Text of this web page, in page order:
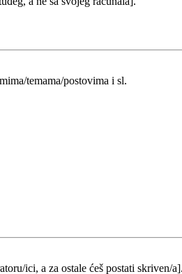
temama/postovima i sl.
ici, a za ostale ćeš postati skriven/a].